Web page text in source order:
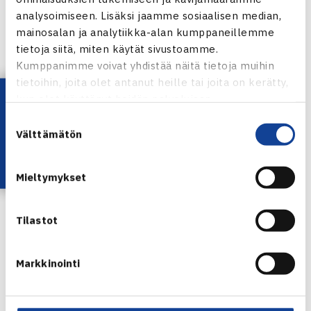
analysoimiseen. Lisäksi jaamme sosiaalisen median,
mainosalan ja analytiikka-alan kumppaneillemme
tietoja siitä, miten käytät sivustoamme.
Kumppanimme voivat yhdistää näitä tietoja muihin
tietoihin, joita olet antanut heille tai joita on kerätty,
valinta
Välttämätön
Mieltymykset
Tilastot
Markkinointi
Kailaheimo.
NOUSUKARSINNAN SEURANTA
MIDITENNIS TOURIA 16.-17.3.
Lataa OmaTennis!